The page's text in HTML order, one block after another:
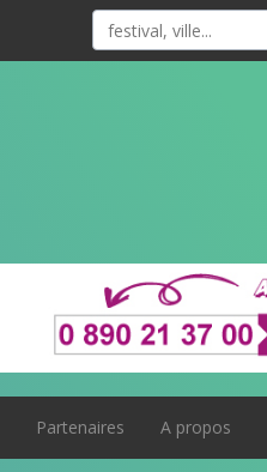
Partenaires A propos